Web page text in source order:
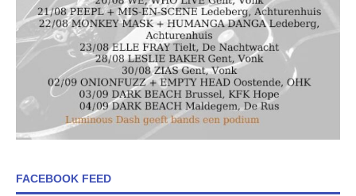
FACEBOOK FEED